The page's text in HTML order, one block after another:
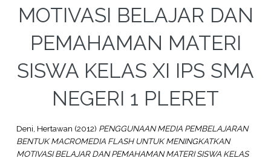
MOTIVASI BELAJAR DAN
PEMAHAMAN MATERI
SISWA KELAS XI IPS SMA
NEGERI 1 PLERET
Deni, Hertawan (2012) PENGGUNAAN MEDIA PEMBELAJARAN
BENTUK MACROMEDIA FLASH UNTUK MENINGKATKAN
MOTIVASI BELAJAR DAN PEMAHAMAN MATERI SISWA KELAS